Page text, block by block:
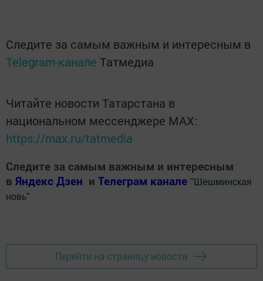
Следите за самым важным и интересным в
Telegram-канале Татмедиа
Читайте новости Татарстана в
национальном мессенджере MАХ:
https://max.ru/tatmedia
Следите за самым важным и интересным
в Яндекс Дзен и Телеграм канале " Шешминская
новь"
Перейти на страницу новости